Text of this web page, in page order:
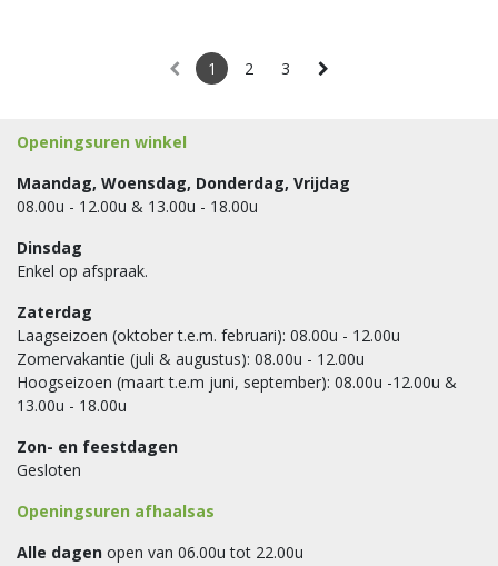
1 2 3
Openingsuren winkel
Maandag, Woensdag, Donderdag, Vrijdag
08.00u - 12.00u & 13.00u - 18.00u
Dinsdag
Enkel op afspraak.
Zaterdag
Laagseizoen (oktober t.e.m. februari): 08.00u - 12.00u
Zomervakantie (juli & augustus): 08.00u - 12.00u
Hoogseizoen (maart t.e.m juni, september): 08.00u -12.00u &
13.00u - 18.00u
Zon- en feestdagen
Gesloten
Openingsuren afhaalsas
Alle dagen open van 06.00u tot 22.00u